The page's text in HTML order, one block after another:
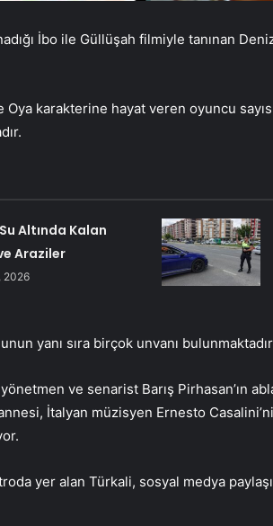
İbo ile Güllüşah filmiyle tanınan
Oya karakterine hayat veren oyuncu
Altında Kalan
Araziler
2026
yanı sıra birçok unvanı
ve senarist Barış Pirhasan’ın
İtalyan müzisyen Ernesto
yer alan Türkali, sosyal medya